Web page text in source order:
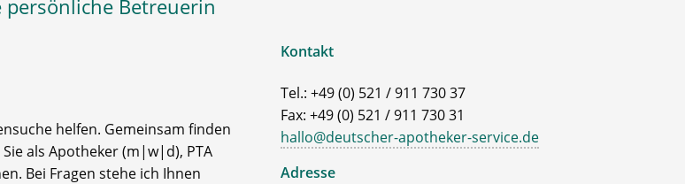
persönliche Betreuerin
helfen. Gemeinsam finden
als Apotheker (m|w|d), PTA
Bei Fragen stehe ich Ihnen
Kontakt
Tel.: +49 (0) 521 / 911 730 37
Fax: +49 (0) 521 / 911 730 31
hallo@deutscher-apotheker-service.de
Adresse